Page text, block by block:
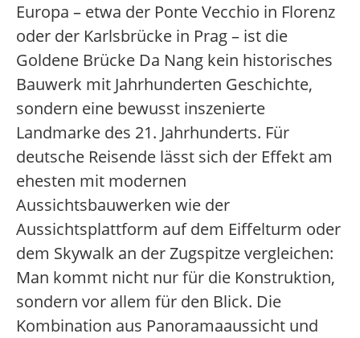
Europa – etwa der Ponte Vecchio in Florenz
oder der Karlsbrücke in Prag – ist die
Goldene Brücke Da Nang kein historisches
Bauwerk mit Jahrhunderten Geschichte,
sondern eine bewusst inszenierte
Landmarke des 21. Jahrhunderts. Für
deutsche Reisende lässt sich der Effekt am
ehesten mit modernen
Aussichtsbauwerken wie der
Aussichtsplattform auf dem Eiffelturm oder
dem Skywalk an der Zugspitze vergleichen:
Man kommt nicht nur für die Konstruktion,
sondern vor allem für den Blick. Die
Kombination aus Panoramaaussicht und